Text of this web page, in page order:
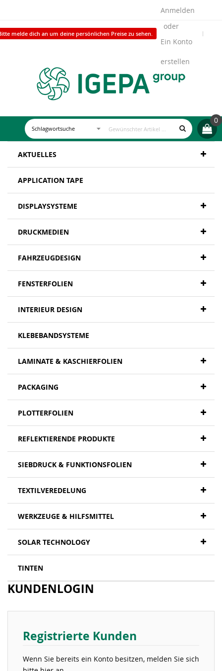
melde dich an um deine persönlichen Preise zu sehen.
Anmelden
Ein Konto
erstellen
0
AKTUELLES
APPLICATION TAPE
DISPLAYSYSTEME
DRUCKMEDIEN
FAHRZEUGDESIGN
FENSTERFOLIEN
INTERIEUR DESIGN
KLEBEBANDSYSTEME
LAMINATE & KASCHIERFOLIEN
PACKAGING
PLOTTERFOLIEN
REFLEKTIERENDE PRODUKTE
SIEBDRUCK & FUNKTIONSFOLIEN
TEXTILVEREDELUNG
WERKZEUGE & HILFSMITTEL
SOLAR TECHNOLOGY
TINTEN
KUNDENLOGIN
Registrierte Kunden
Wenn Sie bereits ein Konto besitzen, melden Sie sich